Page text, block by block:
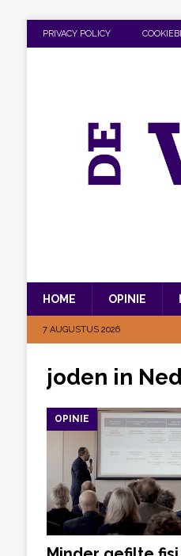
PRIVACY POLICY
HOME OPINIE
7 AUGUSTUS 2026
joden in
OPINIE